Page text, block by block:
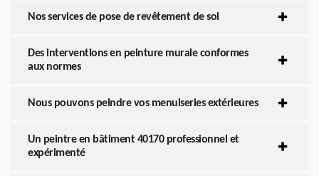
Nos services de pose de revêtement de sol
Des interventions en peinture murale conformes
aux normes
Nous pouvons peindre vos menuiseries extérieures
Un peintre en bâtiment 40170 professionnel et
expérimenté